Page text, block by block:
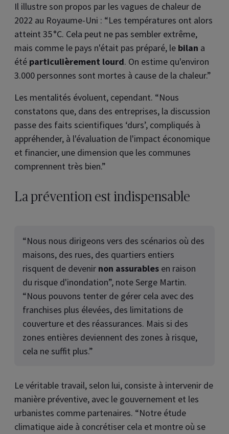
Il illustre son propos par les vagues de chaleur de
2022 au Royaume-Uni : “Les températures ont alors
atteint 35 °C. Cela peut ne pas sembler extrême,
mais comme le pays n'était pas préparé, le bilan a
été particulièrement lourd. On estime qu'environ
3.000 personnes sont mortes à cause de la chaleur.”
Les mentalités évoluent, cependant. “Nous
constatons que, dans des entreprises, la discussion
passe des faits scientifiques ‘durs’, compliqués à
appréhender, à l'évaluation de l'impact économique
et financier, une dimension que les communes
comprennent très bien.”
La prévention est indispensable
“Nous nous dirigeons vers des scénarios où des
maisons, des rues, des quartiers entiers
risquent de devenir non assurables en raison
du risque d'inondation”, note Serge Martin.
“Nous pouvons tenter de gérer cela avec des
franchises plus élevées, des limitations de
couverture et des réassurances. Mais si des
zones entières deviennent des zones à risque,
cela ne suffit plus.”
Le véritable travail, selon lui, consiste à intervenir de
manière préventive, avec le gouvernement et les
urbanistes comme partenaires. “Notre étude
climatique aide à concrétiser cela et montre où se